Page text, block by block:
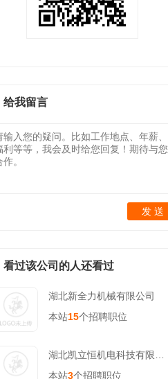
给我留言
发 送
看过该公司的人还看过
湖北新全力机械有限公司
本站15个招聘职位
本站3个招聘职位